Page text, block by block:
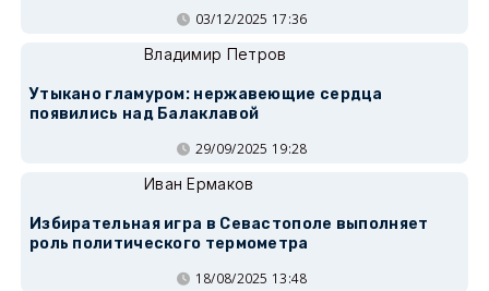
03/12/2025 17:36
Владимир Петров
Утыкано гламуром: нержавеющие сердца
появились над Балаклавой
29/09/2025 19:28
Иван Ермаков
Избирательная игра в Севастополе выполняет
роль политического термометра
18/08/2025 13:48